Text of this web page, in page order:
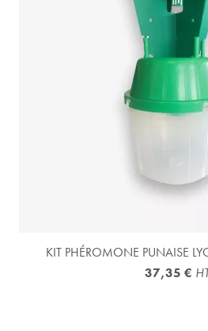
KIT PHÉROMONE PUNAISE
37,35 €